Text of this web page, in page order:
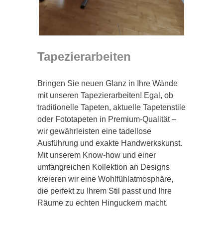
Tapezierarbeiten
Bringen Sie neuen Glanz in Ihre Wände
mit unseren Tapezierarbeiten! Egal, ob
traditionelle Tapeten, aktuelle Tapetenstile
oder Fototapeten in Premium-Qualität –
wir gewährleisten eine tadellose
Ausführung und exakte Handwerkskunst.
Mit unserem Know-how und einer
umfangreichen Kollektion an Designs
kreieren wir eine Wohlfühlatmosphäre,
die perfekt zu Ihrem Stil passt und Ihre
Räume zu echten Hinguckern macht.